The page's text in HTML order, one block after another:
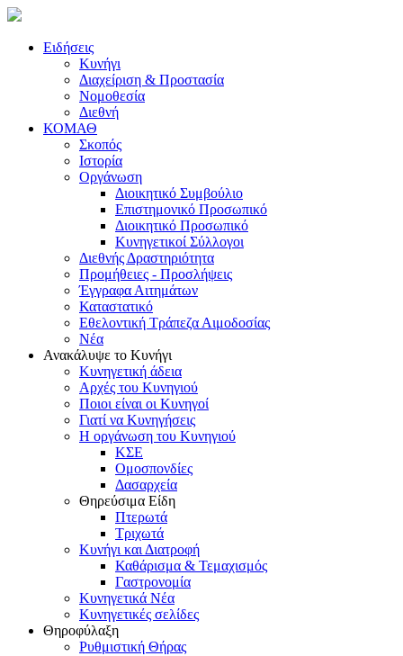
Ειδήσεις
Κυνήγι
Διαχείριση & Προστασία
Νομοθεσία
Διεθνή
ΚΟΜΑΘ
Σκοπός
Ιστορία
Οργάνωση
Διοικητικό Συμβούλιο
Επιστημονικό Προσωπικό
Διοικητικό Προσωπικό
Κυνηγετικοί Σύλλογοι
Διεθνής Δραστηριότητα
Προμήθειες - Προσλήψεις
Έγγραφα Αιτημάτων
Καταστατικό
Εθελοντική Τράπεζα Αιμοδοσίας
Νέα
Ανακάλυψε το Κυνήγι
Κυνηγετική άδεια
Αρχές του Κυνηγιού
Ποιοι είναι οι Κυνηγοί
Γιατί να Κυνηγήσεις
Η οργάνωση του Κυνηγιού
ΚΣΕ
Ομοσπονδίες
Δασαρχεία
Θηρεύσιμα Είδη
Πτερωτά
Τριχωτά
Κυνήγι και Διατροφή
Καθάρισμα & Τεμαχισμός
Γαστρονομία
Κυνηγετικά Νέα
Κυνηγετικές σελίδες
Θηροφύλαξη
Ρυθμιστική Θήρας